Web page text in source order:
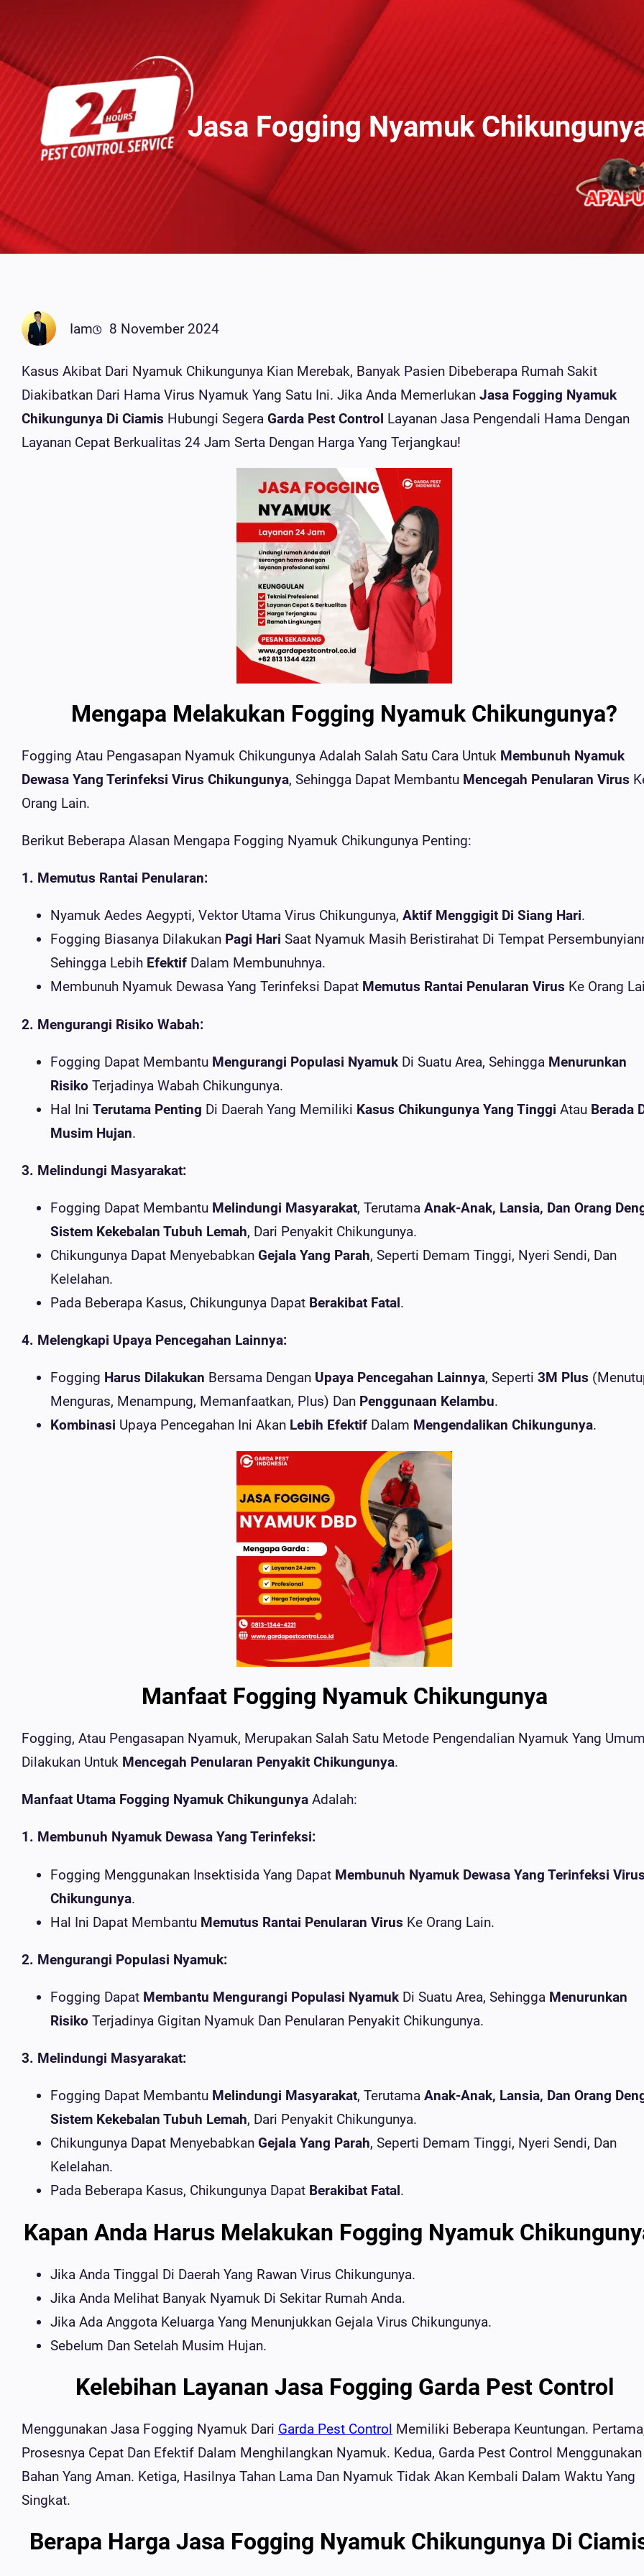
Konten
Jasa Fogging Nyamuk
Iam 8 November 2024
Kasus Akibat Dari Nyamuk Chikungunya Kian Merebak, Banyak Pasien Dibeberapa Rumah Sakit
Diakibatkan Dari Hama Virus Nyamuk Yang Satu Ini. Jika Anda Memerlukan Jasa Fogging Nyamuk
Chikungunya Di Ciamis Hubungi Segera Garda Pest Control Layanan Jasa Pengendali Hama Dengan
Layanan Cepat Berkualitas 24 Jam Serta Dengan Harga Yang Terjangkau!
Mengapa Melakukan Fogging Nyamuk Chikungunya?
Fogging Atau Pengasapan Nyamuk Chikungunya Adalah Salah Satu Cara Untuk Membunuh Nyamuk
Dewasa Yang Terinfeksi Virus Chikungunya, Sehingga Dapat Membantu Mencegah Penularan Virus
Orang Lain.
Berikut Beberapa Alasan Mengapa Fogging Nyamuk Chikungunya Penting:
1. Memutus Rantai Penularan:
Nyamuk Aedes Aegypti, Vektor Utama Virus Chikungunya, Aktif Menggigit Di Siang Hari.
Fogging Biasanya Dilakukan Pagi Hari Saat Nyamuk Masih Beristirahat Di Tempat
Sehingga Lebih Efektif Dalam Membunuhnya.
Membunuh Nyamuk Dewasa Yang Terinfeksi Dapat Memutus Rantai Penularan Virus Ke Orang
2. Mengurangi Risiko Wabah:
Fogging Dapat Membantu Mengurangi Populasi Nyamuk Di Suatu Area, Sehingga Menurunkan
Risiko Terjadinya Wabah Chikungunya.
Hal Ini Terutama Penting Di Daerah Yang Memiliki Kasus Chikungunya Yang Tinggi Atau Berada
Musim Hujan.
3. Melindungi Masyarakat:
Fogging Dapat Membantu Melindungi Masyarakat, Terutama Anak-Anak, Lansia, Dan Orang
Sistem Kekebalan Tubuh Lemah, Dari Penyakit Chikungunya.
Chikungunya Dapat Menyebabkan Gejala Yang Parah, Seperti Demam Tinggi, Nyeri Sendi, Dan
Kelelahan.
Pada Beberapa Kasus, Chikungunya Dapat Berakibat Fatal.
4. Melengkapi Upaya Pencegahan Lainnya:
Fogging Harus Dilakukan Bersama Dengan Upaya Pencegahan Lainnya, Seperti 3M Plus
Menguras, Menampung, Memanfaatkan, Plus) Dan Penggunaan Kelambu.
Kombinasi Upaya Pencegahan Ini Akan Lebih Efektif Dalam Mengendalikan Chikungunya.
Manfaat Fogging Nyamuk Chikungunya
Fogging, Atau Pengasapan Nyamuk, Merupakan Salah Satu Metode Pengendalian Nyamuk Yang
Dilakukan Untuk Mencegah Penularan Penyakit Chikungunya.
Manfaat Utama Fogging Nyamuk Chikungunya Adalah:
1. Membunuh Nyamuk Dewasa Yang Terinfeksi:
Fogging Menggunakan Insektisida Yang Dapat Membunuh Nyamuk Dewasa Yang Terinfeksi
Chikungunya.
Hal Ini Dapat Membantu Memutus Rantai Penularan Virus Ke Orang Lain.
2. Mengurangi Populasi Nyamuk:
Fogging Dapat Membantu Mengurangi Populasi Nyamuk Di Suatu Area, Sehingga Menurunkan
Risiko Terjadinya Gigitan Nyamuk Dan Penularan Penyakit Chikungunya.
3. Melindungi Masyarakat:
Fogging Dapat Membantu Melindungi Masyarakat, Terutama Anak-Anak, Lansia, Dan Orang
Sistem Kekebalan Tubuh Lemah, Dari Penyakit Chikungunya.
Chikungunya Dapat Menyebabkan Gejala Yang Parah, Seperti Demam Tinggi, Nyeri Sendi, Dan
Kelelahan.
Pada Beberapa Kasus, Chikungunya Dapat Berakibat Fatal.
Kapan Anda Harus Melakukan Fogging Nyamuk
Jika Anda Tinggal Di Daerah Yang Rawan Virus Chikungunya.
Jika Anda Melihat Banyak Nyamuk Di Sekitar Rumah Anda.
Jika Ada Anggota Keluarga Yang Menunjukkan Gejala Virus Chikungunya.
Sebelum Dan Setelah Musim Hujan.
Kelebihan Layanan Jasa Fogging Garda Pest Control
Menggunakan Jasa Fogging Nyamuk Dari Garda Pest Control Memiliki Beberapa Keuntungan.
Prosesnya Cepat Dan Efektif Dalam Menghilangkan Nyamuk. Kedua, Garda Pest Control Menggunakan
Bahan Yang Aman. Ketiga, Hasilnya Tahan Lama Dan Nyamuk Tidak Akan Kembali Dalam Waktu Yang
Singkat.
Berapa Harga Jasa Fogging Nyamuk Chikungunya Di